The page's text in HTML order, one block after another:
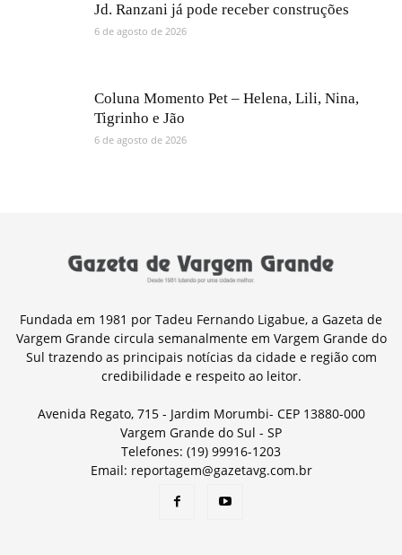
Jd. Ranzani já pode receber construções
6 de agosto de 2026
Coluna Momento Pet – Helena, Lili, Nina,
Tigrinho e Jão
6 de agosto de 2026
Fundada em 1981 por Tadeu Fernando Ligabue, a Gazeta de
Vargem Grande circula semanalmente em Vargem Grande do
Sul trazendo as principais notícias da cidade e região com
credibilidade e respeito ao leitor.
Avenida Regato, 715 - Jardim Morumbi- CEP 13880-000
Vargem Grande do Sul - SP
Telefones: (19) 99916-1203
Email: reportagem@gazetavg.com.br